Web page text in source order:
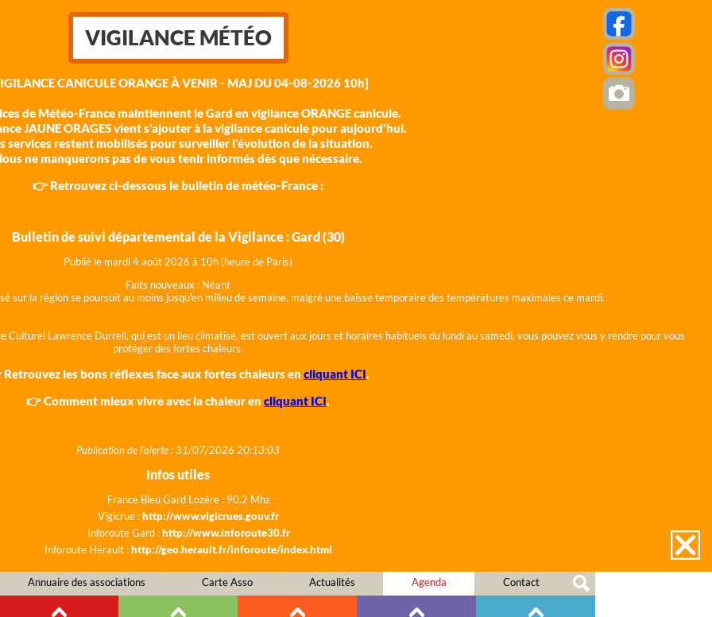
VIGILANCE MÉTÉO
CANICULE ORANGE À VENIR - MAJ DU 04-08-2026 10h]
de Météo-France maintiennent le Gard en vigilance ORANGE canicule.
JAUNE ORAGES vient s'ajouter à la vigilance canicule pour aujourd'hui.
services restent mobilisés pour surveiller l'évolution de la situation.
ne manquerons pas de vous tenir informés dès que nécessaire.
👉 Retrouvez ci-dessous le bulletin de météo-France :
Bulletin de suivi départemental de la Vigilance : Gard (30)
Publié le mardi 4 août 2026 à 10h (heure de Paris)
Faits nouveaux : Néant
sur la région se poursuit au moins jusqu'en milieu de semaine, malgré une baisse temporaire des températures maximales ce mardi.
Lawrence Durrell, qui est un lieu climatisé, est ouvert aux jours et horaires habituels du lundi au samedi, vous pouvez vous y rendre pour vous
protéger des fortes chaleurs.
les bons réflexes face aux fortes chaleurs en cliquant ICI.
👉 Comment mieux vivre avec la chaleur en cliquant ICI.
Publication de l'alerte : 31/07/2026 20:13:03
Infos utiles
France Bleu Gard Lozère : 90.2 Mhz
Vigicrue :http://www.vigicrues.gouv.fr
Inforoute Gard :http://www.inforoute30.fr
Inforoute Hérault :http://geo.herault.fr/inforoute/index.html
Annuaire des associations Carte Asso Actualités Agenda Contact